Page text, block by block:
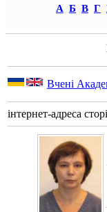
А Б В Г
Вчені
інтернет-адреса